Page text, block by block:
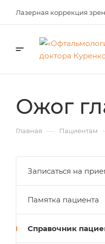
Лазерная коррекция
Ожог
Главная — Пациентам
Записаться на
Памятка пациента
Справочник